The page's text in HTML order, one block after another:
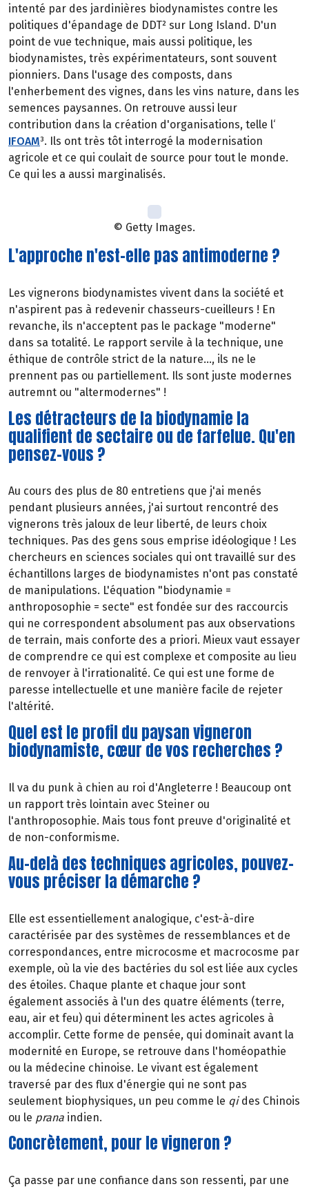
intenté par des jardinières biodynamistes contre les
politiques d'épandage de DDT² sur Long Island. D'un
point de vue technique, mais aussi politique, les
biodynamistes, très expérimentateurs, sont souvent
pionniers. Dans l'usage des composts, dans
l'enherbement des vignes, dans les vins nature, dans les
semences paysannes. On retrouve aussi leur
contribution dans la création d'organisations, telle l‘
IFOAM³. Ils ont très tôt interrogé la modernisation
agricole et ce qui coulait de source pour tout le monde.
Ce qui les a aussi marginalisés.
© Getty Images.
L'approche n'est-elle pas antimoderne ?
Les vignerons biodynamistes vivent dans la société et
n'aspirent pas à redevenir chasseurs-cueilleurs ! En
revanche, ils n'acceptent pas le package "moderne"
dans sa totalité. Le rapport servile à la technique, une
éthique de contrôle strict de la nature..., ils ne le
prennent pas ou partiellement. Ils sont juste modernes
autremnt ou "altermodernes" !
Les détracteurs de la biodynamie la
qualifient de sectaire ou de farfelue. Qu'en
pensez-vous ?
Au cours des plus de 80 entretiens que j'ai menés
pendant plusieurs années, j'ai surtout rencontré des
vignerons très jaloux de leur liberté, de leurs choix
techniques. Pas des gens sous emprise idéologique ! Les
chercheurs en sciences sociales qui ont travaillé sur des
échantillons larges de biodynamistes n'ont pas constaté
de manipulations. L'équation "biodynamie =
anthroposophie = secte" est fondée sur des raccourcis
qui ne correspondent absolument pas aux observations
de terrain, mais conforte des a priori. Mieux vaut essayer
de comprendre ce qui est complexe et composite au lieu
de renvoyer à l'irrationalité. Ce qui est une forme de
paresse intellectuelle et une manière facile de rejeter
l'altérité.
Quel est le profil du paysan vigneron
biodynamiste, cœur de vos recherches ?
Il va du punk à chien au roi d'Angleterre ! Beaucoup ont
un rapport très lointain avec Steiner ou
l'anthroposophie. Mais tous font preuve d'originalité et
de non-conformisme.
Au-delà des techniques agricoles, pouvez-
vous préciser la démarche ?
Elle est essentiellement analogique, c'est-à-dire
caractérisée par des systèmes de ressemblances et de
correspondances, entre microcosme et macrocosme par
exemple, où la vie des bactéries du sol est liée aux cycles
des étoiles. Chaque plante et chaque jour sont
également associés à l'un des quatre éléments (terre,
eau, air et feu) qui déterminent les actes agricoles à
accomplir. Cette forme de pensée, qui dominait avant la
modernité en Europe, se retrouve dans l'homéopathie
ou la médecine chinoise. Le vivant est également
traversé par des flux d'énergie qui ne sont pas
seulement biophysiques, un peu comme le qides Chinois
ou le prana indien.
Concrètement, pour le vigneron ?
Ça passe par une confiance dans son ressenti, par une